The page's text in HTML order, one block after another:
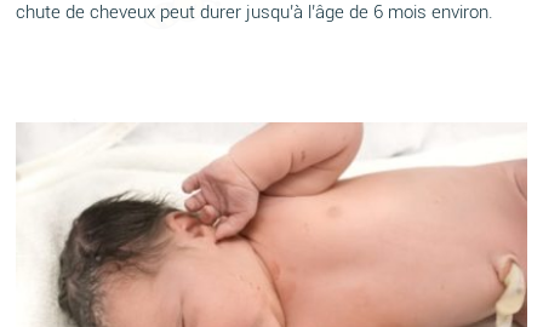
chute de cheveux peut durer jusqu’à l’âge de 6 mois environ.